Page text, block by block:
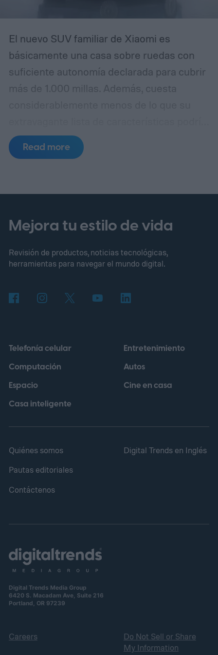
confundirla con la realidad.
El nuevo SUV familiar de Xiaomi es
básicamente una casa sobre ruedas con
suficiente autonomía declarada para cubrir
más de 1.000 millas. Además, cuesta
sugerir. La empresa ha lanzado
oficialmente el SkyNomad N90 Max en
abiertas las reservas, y se espera que los
primeros vehículos lleguen a los clientes
en septiembre. La cifra convertida
proporciona un contexto útil, aunque no
describe el buque insignia de siete plazas
tener sentido una vez que ves lo que
ocurre dentro.
Read more
Mejora tu estilo de vida
Revisión de productos, noticias tecnológicas,
herramientas para navegar el mundo digital.
Telefonía celular
Computación
Espacio
Casa inteligente
Entretenimiento
Autos
Cine en casa
Quiénes somos
Pautas editoriales
Contáctenos
Digital Trends en Inglés
Digital Trends Media Group
6420 S. Macadam Ave, Suite 216
Portland, OR 97239
Careers
Do Not Sell or Share
My Information